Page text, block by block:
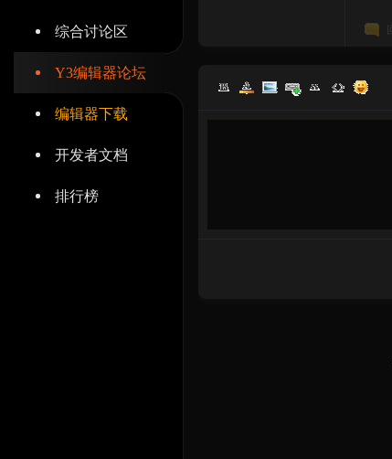
综合讨论区
Y3编辑器论坛
编辑器下载
开发者文档
排行榜